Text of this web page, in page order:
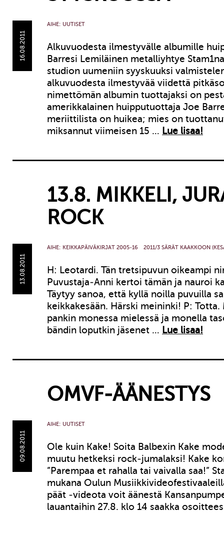
16.08.2011
AIHE: UUTISET
Alkuvuodesta ilmestyvälle albumille
Barresi Lemiläinen metalliyhtye
studion uumeniin syyskuuksi
alkuvuodesta ilmestyvää viidettä
nimettömän albumin tuottajaksi on
amerikkalainen huipputuottaja Joe
meriittilista on huikea; mies on
miksannut viimeisen 15 … Lue lisaa!
13.8. MIKKELI,
ROCK
13.08.2011
AIHE: KEIKKAPÄIVÄKIRJAT 2005-16 2011/3 SÄRÄT KAAKKOON
H: Leotardi. Tän tretsipuvun oikeampi
Puvustaja-Anni kertoi tämän ja nauroi
Täytyy sanoa, että kyllä noilla puvuilla
keikkakesään. Härski meininki! P:
pankin monessa mielessä ja monella
bändin loputkin jäsenet … Lue lisaa!
OMVF-ÄÄNESTYS
09.08.2011
AIHE: UUTISET
Ole kuin Kake! Soita Balbexin Kake
muutu hetkeksi rock-jumalaksi! Kake
”Parempaa et rahalla tai vaivalla saa!”
mukana Oulun
päät -videota voit äänestä
lauantaihin 27.8. klo 14 saakka